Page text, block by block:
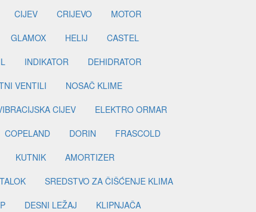
CIJEV CRIJEVO
MOTOR
GLAMOX HELIJ
CASTEL
INDIKATOR
DEHIDRATOR
VENTILI
NOSAČ KLIME
CIJEV
ELEKTRO ORMAR
COPELAND DORIN
FRASCOLD
KUTNIK
AMORTIZER
SREDSTVO ZA ČIŠĆENJE KLIMA
DESNI LEŽAJ
KLIPNJAČA